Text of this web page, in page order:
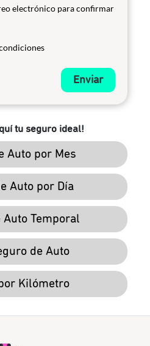
electrónico para confirmar
Enviar
tu seguro ideal!
Auto por Mes
Auto por Día
Auto Temporal
de Auto
Kilómetro